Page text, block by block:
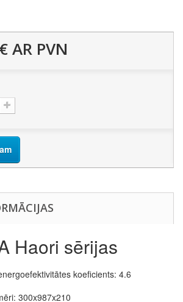
AR PVN
Haori sērijas
koeficients: 4.6
300x987x210